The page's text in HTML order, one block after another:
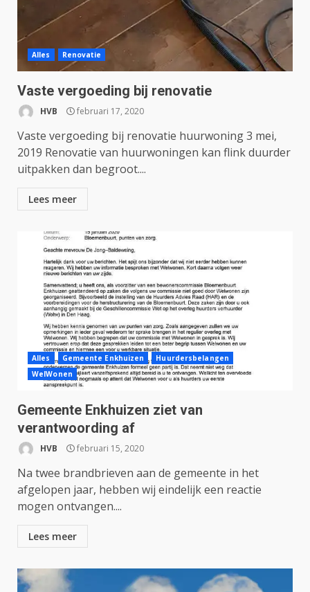
Alles Renovatie
Vaste vergoeding bij renovatie
HVB februari 17, 2020
Vaste vergoeding bij renovatie huurwoning 3 mei,
2019 Renovatie van huurwoningen kan flink duurder
uitpakken dan begroot....
Lees meer
Alles Gemeente Enkhuizen
Huurdersbelangen
WelWonen
Gemeente Enkhuizen ziet van
verantwoording af
HVB februari 15, 2020
Na twee brandbrieven aan de gemeente in het
afgelopen jaar, hebben wij eindelijk een reactie
mogen ontvangen....
Lees meer